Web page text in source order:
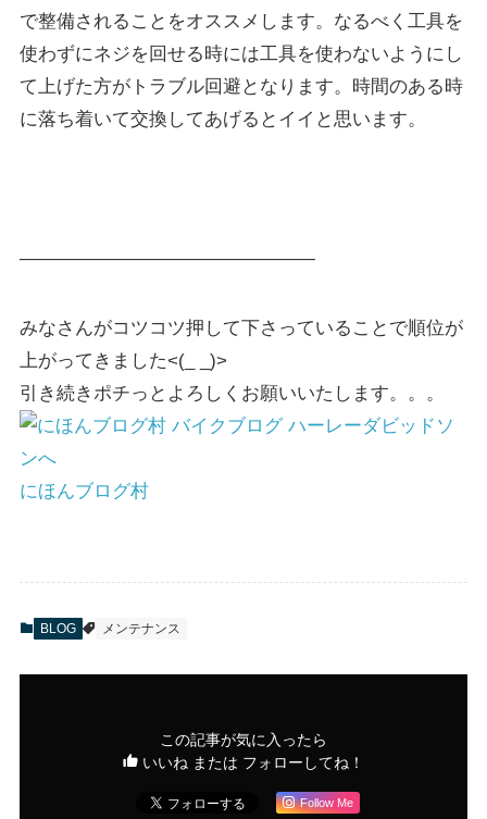
で整備されることをオススメします。なるべく工具を
使わずにネジを回せる時には工具を使わないようにし
て上げた方がトラブル回避となります。時間のある時
に落ち着いて交換してあげるとイイと思います。
————————————————
みなさんがコツコツ押して下さっていることで順位が
上がってきました<(_ _)>
引き続きポチっとよろしくお願いいたします。。。
にほんブログ村
BLOG メンテナンス
この記事が気に入ったら
いいね または フォローしてね！
Follow Me